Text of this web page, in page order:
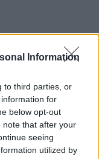
Information
to third parties, or
for
below opt-out
note that after your
seeing
utilized by